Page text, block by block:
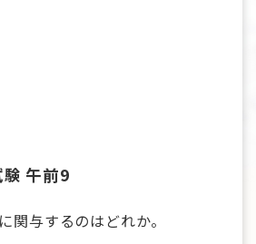
午前9
関与するのはどれか。